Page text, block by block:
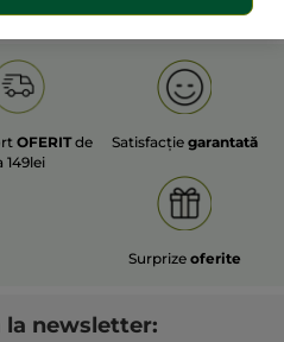
OFERITde
149lei
Satisfacțiegarantată
Surprize oferite
la newsletter: